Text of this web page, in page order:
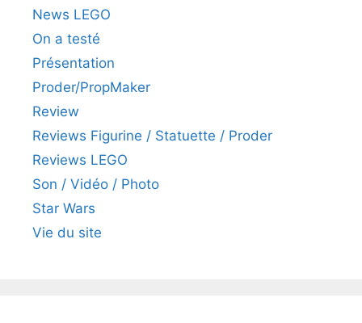
News LEGO
On a testé
Présentation
Proder/PropMaker
Review
Reviews Figurine / Statuette / Proder
Reviews LEGO
Son / Vidéo / Photo
Star Wars
Vie du site